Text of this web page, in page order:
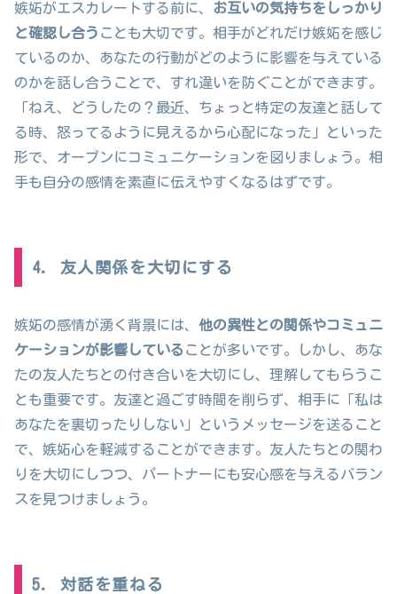
嫉妬がエスカレートする前に、
お互いの気持ちをしっかり
と確認し合う ことも大切です。相手がどれだけ嫉妬を感じ
ているのか、あなたの行動がどのように影響を与えている
のかを話し合うことで、すれ違いを防ぐことができます。
「ねえ、どうしたの？最近、ちょっと特定の友達と話して
る時、怒ってるように見えるから心配になった」といった
形で、オープンにコミュニケーションを図りましょう。相
手も自分の感情を素直に伝えやすくなるはずです。
4. 友人関係を大切にする
嫉妬の感情が湧く背景には、 他の異性との関係やコミュニ
ケーションが影響している ことが多いです。しかし、あな
たの友人たちとの付き合いを大切にし、理解してもらうこ
とも重要です。友達と過ごす時間を削らず、相手に「私は
あなたを裏切ったりしない」というメッセージを送ること
で、嫉妬心を軽減することができます。友人たちとの関わ
りを大切にしつつ、パートナーにも安心感を与えるバラン
スを見つけましょう。
5. 対話を重ねる